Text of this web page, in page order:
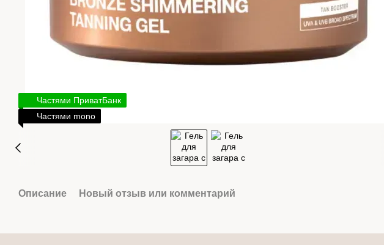
Частями ПриватБанк
Частями mono
Описание Новый отзыв или комментарий